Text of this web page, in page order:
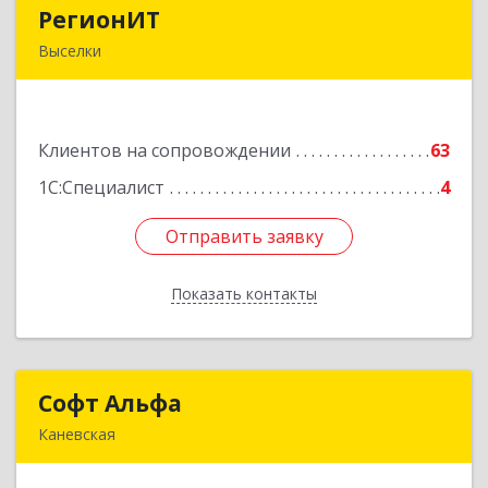
РегионИТ
Выселки
Клиентов на сопровождении
63
1С:Специалист
4
Отправить заявку
Показать контакты
173/1
Отправить заявку
Назад
Софт Альфа
Каневская